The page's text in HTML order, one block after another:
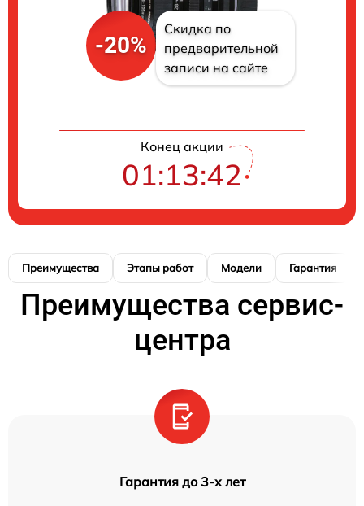
-20%
Скидка по
предварительной
записи на сайте
Конец акции
01:13:41
Преимущества Этапы работ Модели Гарантия
Преимущества сервис-
центра
Гарантия до 3-х лет